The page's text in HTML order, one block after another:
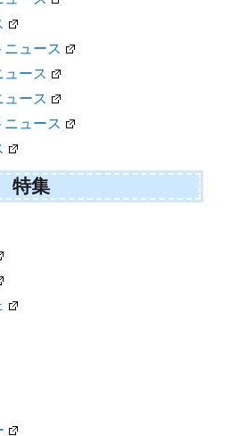
ュース
ース
ュース
ュース
特集